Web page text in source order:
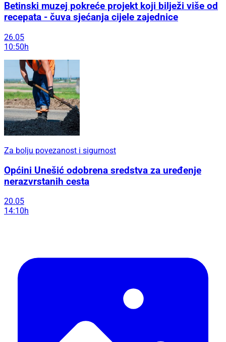
Betinski muzej pokreće projekt koji bilježi više od
recepata - čuva sjećanja cijele zajednice
26.05
10:50h
Za bolju povezanost i sigurnost
Općini Unešić odobrena sredstva za uređenje
nerazvrstanih cesta
20.05
14:10h